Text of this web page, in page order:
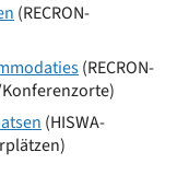
(RECRON-
(RECRON-
(HISWA-